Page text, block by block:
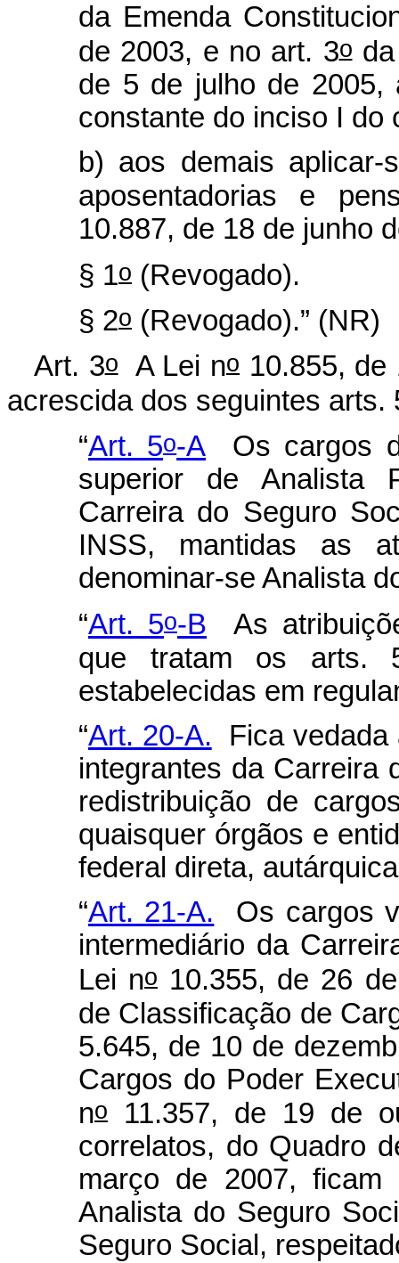
da Emenda
de 2003, e no art. 3oda
de 5 de julho de 2005,
constante do inciso I do
b) aos demais
aposentadorias e
10.887, de 18 de junho
§ 1o (Revogado).
§ 2o (Revogado).” (NR)
Art. 3oA Lei no 10.855, de
acrescida dos seguintes arts.
“Art. 5o-A Os cargos
superior de Analista
Carreira do Seguro
INSS, mantidas as
denominar-se Analista
“Art. 5o-B As
que tratam os arts.
estabelecidas em
“Art. 20-A. Fica vedada
integrantes da Carreira
redistribuição de
quaisquer órgãos e
federal direta,
“Art. 21-A. Os cargos
intermediário da
Lei no10.355, de 26
de Classificação de
5.645, de 10 de
Cargos do Poder
no
11.357, de 19 de
correlatos, do Quadro
março de 2007, ficam
Analista do Seguro
Seguro Social,